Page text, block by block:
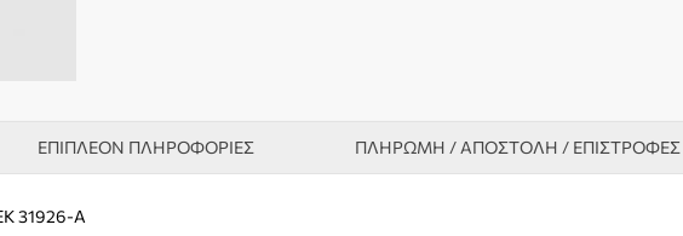
ΕΠΙΠΛΈΟΝ ΠΛΗΡΟΦΟΡΊΕΣ ΠΛΗΡΩΜΗ / ΑΠΟΣΤΟΛΗ / ΕΠΙΣΤΡΟΦΕΣ
31926-A